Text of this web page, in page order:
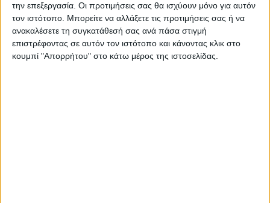
την επεξεργασία. Οι προτιμήσεις σας θα ισχύουν μόνο για αυτόν
τον ιστότοπο. Μπορείτε να αλλάξετε τις προτιμήσεις σας ή να
ανακαλέσετε τη συγκατάθεσή σας ανά πάσα στιγμή
επιστρέφοντας σε αυτόν τον ιστότοπο και κάνοντας κλικ στο
κουμπί "Απορρήτου" στο κάτω μέρος της ιστοσελίδας.
ΝΕΟΣ ΑΓΩΝ
https://neosagon.gr
Η Αρχαιότερη Καθημερινή Πρωινή Εφημερίδα της Καρδίτσας